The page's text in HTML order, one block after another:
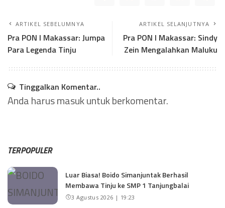
ARTIKEL SEBELUMNYA
Pra PON I Makassar: Jumpa
Para Legenda Tinju
ARTIKEL SELANJUTNYA
Pra PON I Makassar: Sindy
Zein Mengalahkan Maluku
Tinggalkan Komentar..
Anda harusmasukuntuk berkomentar.
TERPOPULER
Luar Biasa! Boido Simanjuntak Berhasil
Membawa Tinju ke SMP 1 Tanjungbalai
3 Agustus 2026 | 19:23